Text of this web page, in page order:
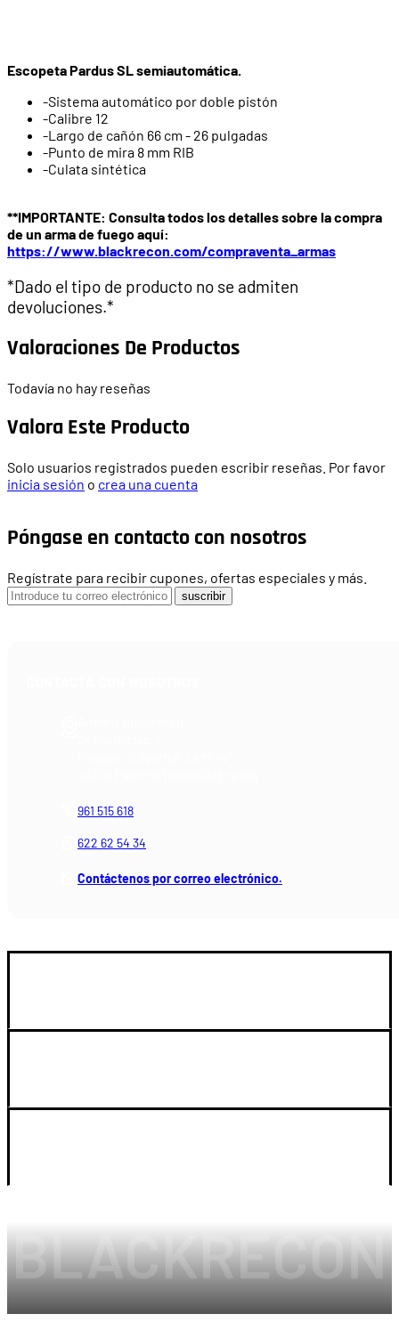
Escopeta Pardus SL semiautomática.
-Sistema automático por doble pistón
-Calibre 12
-Largo de cañón 66 cm - 26 pulgadas
-Punto de mira 8 mm RIB
-Culata sintética
**IMPORTANTE: Consulta todos los detalles sobre la compra
de un arma de fuego aquí:
https://www.blackrecon.com/compraventa_armas
*Dado el tipo de producto no se admiten
devoluciones.*
Valoraciones De Productos
Todavía no hay reseñas
Valora Este Producto
Solo usuarios registrados pueden escribir reseñas. Por favor
inicia sesión o crea una cuenta
Póngase en contacto con nosotros
Regístrate para recibir cupones, ofertas especiales y más.
suscribir
961 515 618
622 62 54 34
Contáctenos por correo electrónico.